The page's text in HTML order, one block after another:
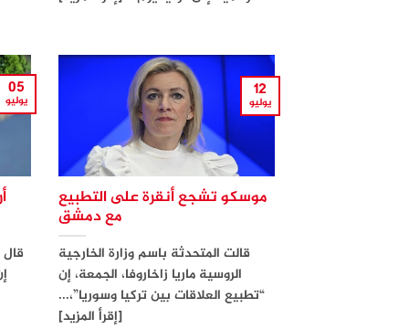
موسكو تشجع أنقرة على التطبيع
مع دمشق
قالت المتحدثة باسم وزارة الخارجية
الروسية ماريا زاخاروفا، الجمعة، إن
“تطبيع العلاقات بين تركيا وسوريا”،...
[إقرأ المزيد]
12
يوليو
05
يوليو